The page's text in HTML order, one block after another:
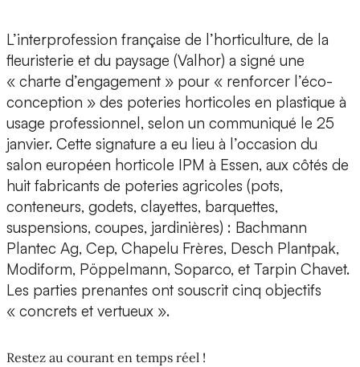
L’interprofession française de l’horticulture, de la
fleuristerie et du paysage (Valhor) a signé une
« charte d’engagement » pour « renforcer l’éco-
conception » des poteries horticoles en plastique à
usage professionnel, selon un communiqué le 25
janvier. Cette signature a eu lieu à l’occasion du
salon européen horticole IPM à Essen, aux côtés de
huit fabricants de poteries agricoles (pots,
conteneurs, godets, clayettes, barquettes,
suspensions, coupes, jardinières) : Bachmann
Plantec Ag, Cep, Chapelu Frères, Desch Plantpak,
Modiform, Pöppelmann, Soparco, et Tarpin Chavet.
Les parties prenantes ont souscrit cinq objectifs
« concrets et vertueux ».
Restez au courant en temps réel !